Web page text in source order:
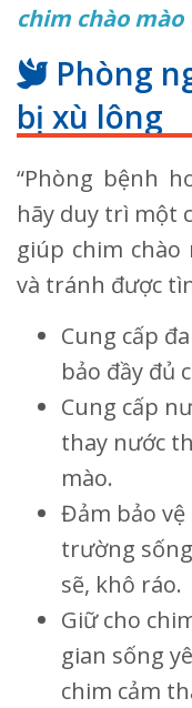
chim chào mào
Phòng
bị xù lông
“Phòng bệnh
hãy duy trì một
giúp chim
và tránh được
Cung cấp
bảo đầy đủ
Cung cấp
thay nước
mào.
Đảm bảo
trường
sẽ, khô ráo.
Giữ cho
gian sống
chim cảm